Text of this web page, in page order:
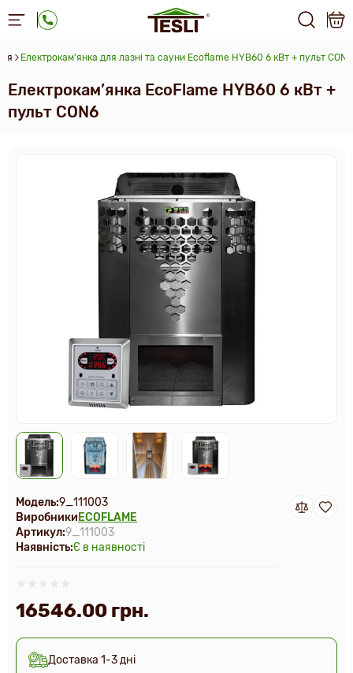
Електрокам'янка для лазні та сауни Ecoflame HYB60 6 кВт + пульт CON6
Електрокам’янка EcoFlame HYB60 6 кВт +
пульт CON6
Модель:9_111003
Виробники ECOFLAME
Артикул:9_111003
Наявність:Є в наявності
Доставка 1-3 дні
16546.00 грн.